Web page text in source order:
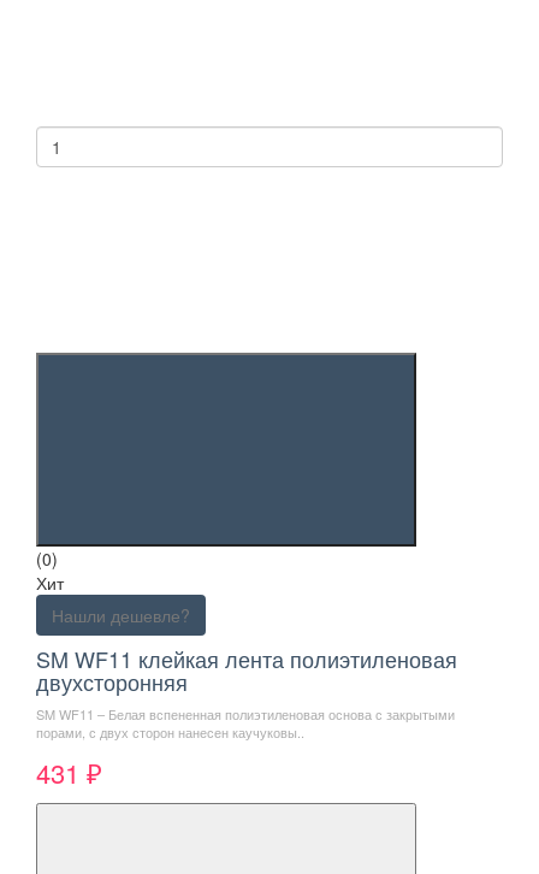
(0)
Хит
Нашли дешевле?
SM WF11 клейкая лента полиэтиленовая
двухсторонняя
SM WF11 – Белая вспененная полиэтиленовая основа с закрытыми
порами, с двух сторон нанесен каучуковы..
431 ₽